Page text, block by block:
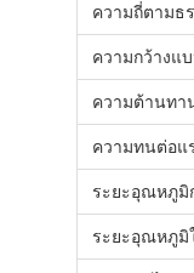
ความถี่ตามธ
ความกว้างแ
ความต้านทา
ความทนต่อแ
ระยะอุณหภูมิ
ระยะอุณหภูมิ